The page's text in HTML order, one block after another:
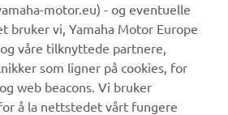
NYE NMAX 155
motor.eu) - og eventuelle
bruker vi, Yamaha Motor Europe
våre tilknyttede partnere,
som ligner på cookies, for
web beacons. Vi bruker
å la nettstedet vårt fungere